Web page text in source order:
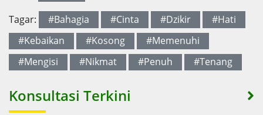
Tagar: #Bahagia #Cinta #Dzikir
#Hati
#Kebaikan
#Kosong
#Memenuhi
#Mengisi
#Nikmat #Penuh #Tenang
Konsultasi Terkini